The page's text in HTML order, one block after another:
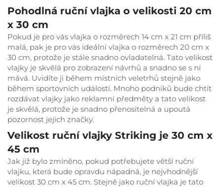
Pohodlná ruční vlajka o velikosti 20 cm
x 30 cm
Pokud je pro vás vlajka o rozměrech 14 cm x 21 cm příliš
malá, pak je pro vás ideální vlajka o rozměrech 20 cm x
30 cm, protože je stále snadno ovladatelná. Tato velikost
vlajky je skvělá pro zobrazení návrhů a snadno se s ní
mává. Uvidíte ji během místních veletrhů stejně jako
během sportovních událostí. Mnoho podniků bude chtít
rozdávat vlajky jako reklamní předměty a tato velikost
je skvělá, protože je snadno přenositelná a upoutá
pozornost jejich značky.
Velikost ruční vlajky Striking je 30 cm x
45 cm
Jak již bylo zmíněno, pokud potřebujete větší ruční
vlajku, která bude opravdu nápadná, je nejvhodnější
velikost 30 cm x 45 cm. Stejně jako ruční vlajka je tato